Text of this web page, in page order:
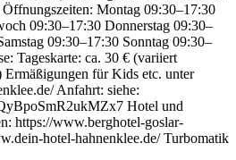
Montag 09:30–17:30
09:30–17:30 Donnerstag 09:30–
09:30–17:30 Sonntag 09:30–
Tageskarte: ca. 30 € (variiert
Ermäßigungen für Kids etc. unter
Anfahrt: siehe:
Hotel und
https://www.berghotel-goslar-
hotel-hahnenklee.de/ Turbomatik